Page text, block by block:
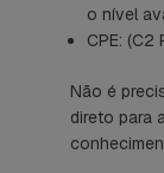
o nível
CPE: (C2
Não é
direto para